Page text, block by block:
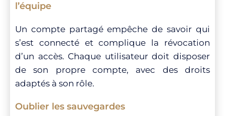
l’équipe
Un compte partagé empêche de savoir qui
s’est connecté et complique la révocation
d’un accès. Chaque utilisateur doit disposer
de son propre compte, avec des droits
adaptés à son rôle.
Oublier les sauvegardes